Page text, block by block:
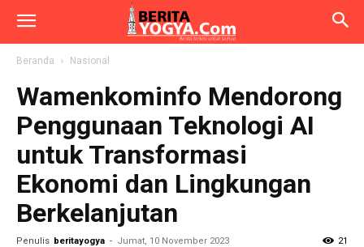
Beranda Nasional
Wamenkominfo Mendorong
Penggunaan Teknologi AI
untuk Transformasi
Ekonomi dan Lingkungan
Berkelanjutan
Penulis beritayogya - Jumat, 10 November 2023 21